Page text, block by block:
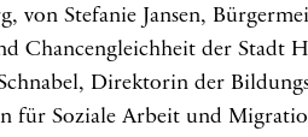
von Stefanie Jansen,
Chancengleichheit der Stadt
Direktorin der
für Soziale Arbeit und